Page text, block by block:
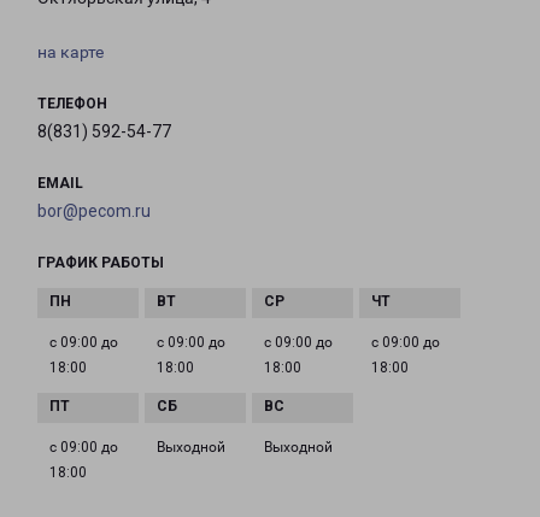
на карте
ТЕЛЕФОН
8(831) 592-54-77
EMAIL
bor@pecom.ru
ГРАФИК РАБОТЫ
с 09:00 до
18:00
с 09:00 до
18:00
с 09:00 до
18:00
с 09:00 до
18:00
с 09:00 до
18:00
Выходной Выходной